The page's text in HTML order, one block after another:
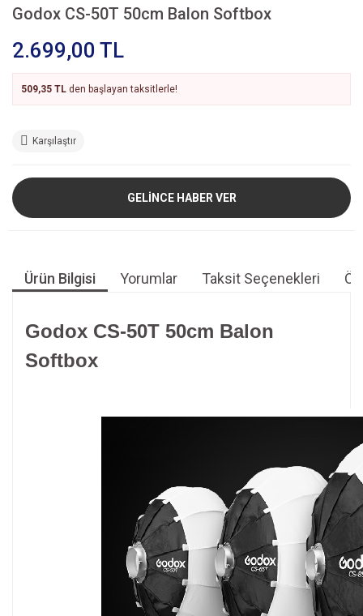
Godox CS-50T 50cm Balon Softbox
2.699,00 TL
509,35 TL den başlayan taksitlerle!
Karşılaştır
GELİNCE HABER VER
Ürün Bilgisi Yorumlar Taksit Seçenekleri
Godox CS-50T 50cm Balon
Softbox